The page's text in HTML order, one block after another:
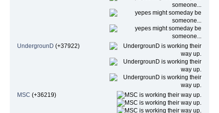
UndergrounD (+37922)
MSC (+36219)